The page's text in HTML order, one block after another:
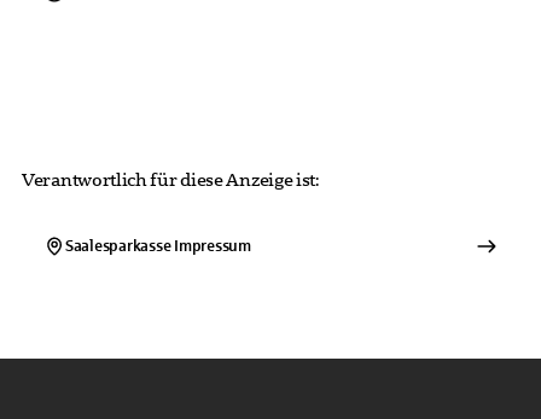
Verantwortlich für diese Anzeige ist:
SaalesparkasseImpressum